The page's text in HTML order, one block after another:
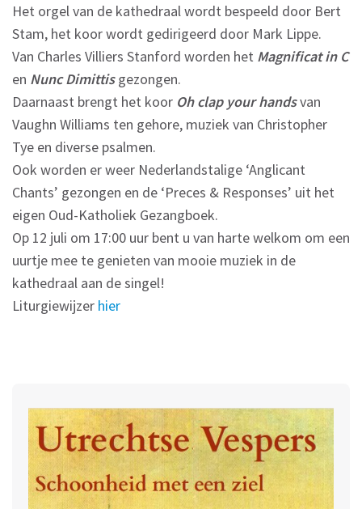
Het orgel van de kathedraal wordt bespeeld door Bert
Stam, het koor wordt gedirigeerd door Mark Lippe.
Van Charles Villiers Stanford worden het Magnificat in C
en Nunc Dimittisgezongen.
Daarnaast brengt het koor Oh clap your handsvan
Vaughn Williams ten gehore, muziek van Christopher
Tye en diverse psalmen.
Ook worden er weer Nederlandstalige ‘Anglicant
Chants’ gezongen en de ‘Preces & Responses’ uit het
eigen Oud-Katholiek Gezangboek.
Op 12 juli om 17:00 uur bent u van harte welkom om een
uurtje mee te genieten van mooie muziek in de
kathedraal aan de singel!
Liturgiewijzer hier